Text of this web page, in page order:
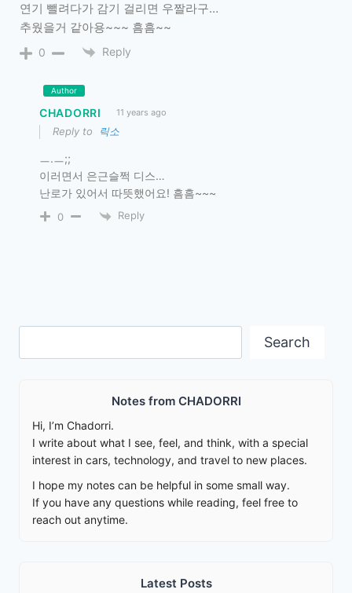
연기 뺄려다가 감기 걸리면 우짤라구…
추웠을거 같아용~~~ 흠흠~~
0 Reply
Author
CHADORRI 11 years ago
Reply to 릭소
ㅡ.ㅡ;;
이러면서 은근슬쩍 디스…
난로가 있어서 따뜻했어요! 흠흠~~~
0 Reply
Search
Notes from CHADORRI
Hi, I’m Chadorri.
I write about what I see, feel, and think, with a special
interest in cars, technology, and travel to new places.
I hope my notes can be helpful in some small way.
If you have any questions while reading, feel free to
reach out anytime.
Latest Posts